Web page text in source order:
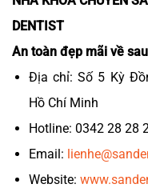
DENTIST
An toàn đẹp mãi về sau
Địa chỉ: Số 5 Kỳ
Hồ Chí Minh
Hotline: 0342 28 28
Email:
Website: